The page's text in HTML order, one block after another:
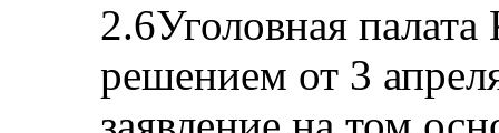
2.6Уголовная
решением от 3